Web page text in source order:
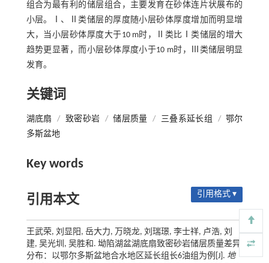
组合为最有利的储层组合，主要发育在砂体连片状展布的
小层。Ⅰ、Ⅱ类储层的厚度随小层砂体厚度增加而明显增
大，当小层砂体厚度大于10 m时，Ⅱ类比Ⅰ类储层的增大
趋势更显著，而小层砂体厚度小于10 m时，Ⅲ类储层明显
发育。
关键词
湖底扇 / 致密砂岩 / 储层质量 / 三叠系延长组 / 鄂尔
多斯盆地
Key words
引用本文 引用格式 ▾
王武荣, 刘显阳, 岳大力, 万晓龙, 刘瑞璟, 李士祥, 卢浩, 刘
建, 吴光圳, 吴胜和. 坳陷湖盆湖底扇致密砂岩储层质量差异
分布：以鄂尔多斯盆地合水地区延长组长6油组为例[J]. 地